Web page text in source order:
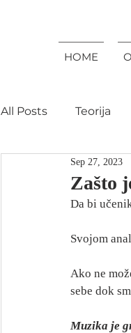
HOME
All Posts Teorija
Zašto
Sep 27, 2023
Da bi
Svojom
Ako ne
sebe dok
Muzika je